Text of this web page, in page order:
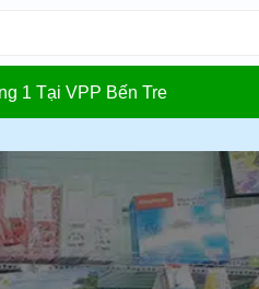
1 Tại VPP Bến Tre